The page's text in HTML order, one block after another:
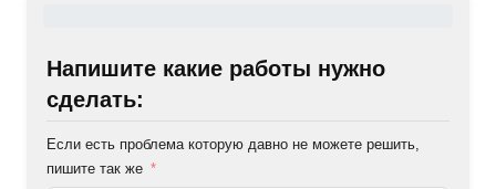
Напишите какие работы нужно
сделать:
Если есть проблема которую давно не можете решить,
пишите так же